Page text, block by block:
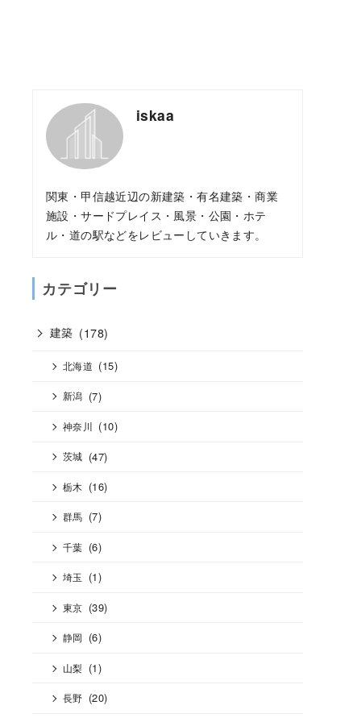
iskaa
関東・甲信越近辺の新建築・有名建築・商業
施設・サードプレイス・風景・公園・ホテ
ル・道の駅などをレビューしていきます。
カテゴリー
建築 (178)
北海道 (15)
新潟 (7)
神奈川 (10)
茨城 (47)
栃木 (16)
群馬 (7)
千葉 (6)
埼玉 (1)
東京 (39)
静岡 (6)
山梨 (1)
長野 (20)